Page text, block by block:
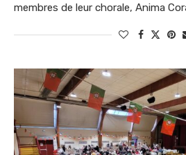
membres de leur chorale, Anima